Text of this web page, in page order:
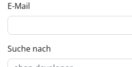
E-Mail
Suche nach